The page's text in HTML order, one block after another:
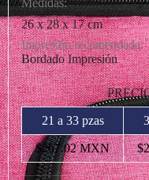
26 x 28 x 17 cm
Impresión recomendada:
Bordado Impresión
21 a 33 pzas
$267.02 MXN